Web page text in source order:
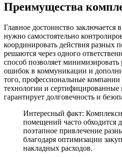
Преимущества
Главное достоинство заключается
нужно самостоятельно
координировать действия разных
решаются через одного
способ позволяет минимизировать
ошибок в коммуникации и
того, профессиональные
технологии и сертифицированные
гарантирует долговечность и
Интересный факт:
помещений часто обходится
поэтапное привлечение
благодаря оптимизации
накладных расходов.